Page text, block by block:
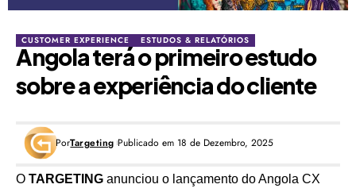
CUSTOMER EXPERIENCE ESTUDOS & RELATÓRIOS
Angola terá o primeiro estudo
sobre a experiência do cliente
PorTargeting Publicado em 18 de Dezembro, 2025
O TARGETING anunciou o lançamento doAngola CX